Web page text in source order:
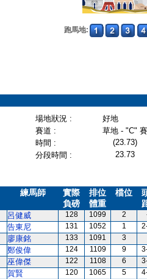
跑馬地:
場地狀況 :
好地
賽道 :
草地 - "C"
時間 : (23.73)
分段時間 :
23.73
練馬師
實際
負磅
排位
體重
檔位
呂健威 128 1099 2
告東尼 131 1052 1
廖康銘 133 1091 3
鄭俊偉 124 1109 9
巫偉傑 122 1108 6
賀賢 120 1065 5